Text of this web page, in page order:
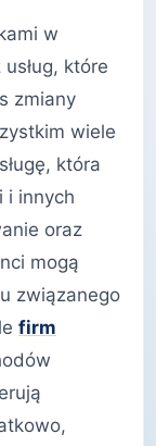
w
które
zmiany
wiele
która
i innych
oraz
mogą
związanego
firm